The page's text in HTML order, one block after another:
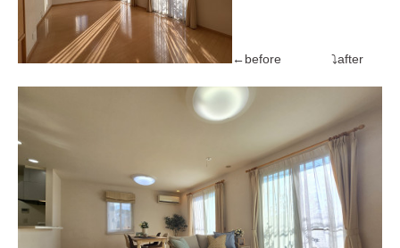
←before ⤵after